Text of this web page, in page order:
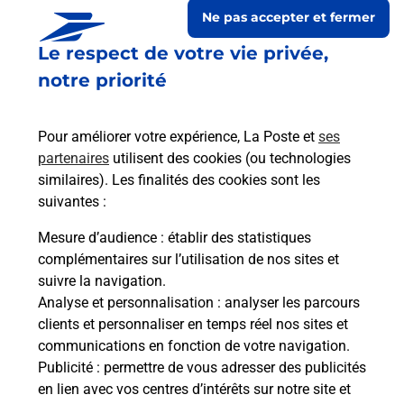
Le respect de votre vie privée,
notre priorité
Pour améliorer votre expérience, La Poste et ses
partenaires utilisent des cookies (ou technologies
similaires). Les finalités des cookies sont les
suivantes :
Mesure d’audience : établir des statistiques
complémentaires sur l’utilisation de nos sites et
suivre la navigation.
Analyse et personnalisation : analyser les parcours
clients et personnaliser en temps réel nos sites et
communications en fonction de votre navigation.
Publicité : permettre de vous adresser des publicités
en lien avec vos centres d’intérêts sur notre site et
Ne pas accepter et fermer
Prochaine collecte du courriersamedià 09h00
45 Rue De La Mairie
12220 Les Albres
Itinéraire
Le lien s'ouvre dans un nouvel onglet